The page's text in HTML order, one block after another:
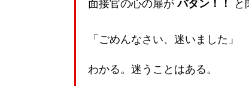
面接官の心の扉がバタン！！ と
「ごめんなさい、迷いました」
わかる。迷うことはある。